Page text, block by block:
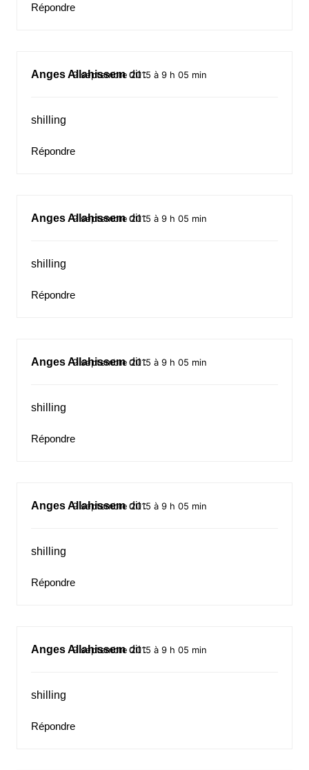
Répondre
Anges Allahissem dit :
9 septembre 2015 à 9 h 05 min
shilling
Répondre
Anges Allahissem dit :
9 septembre 2015 à 9 h 05 min
shilling
Répondre
Anges Allahissem dit :
9 septembre 2015 à 9 h 05 min
shilling
Répondre
Anges Allahissem dit :
9 septembre 2015 à 9 h 05 min
shilling
Répondre
Anges Allahissem dit :
9 septembre 2015 à 9 h 05 min
shilling
Répondre